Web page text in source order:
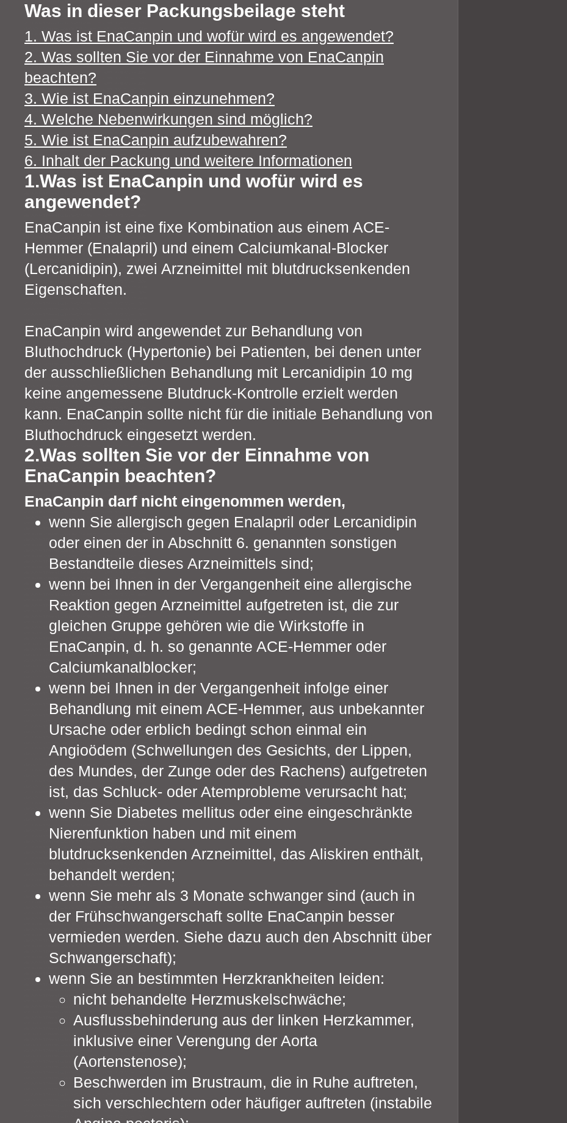
Was in dieser Packungsbeilage steht
1. Was ist EnaCanpin und wofür wird es angewendet?
2. Was sollten Sie vor der Einnahme von EnaCanpin
beachten?
3. Wie ist EnaCanpin einzunehmen?
4. Welche Nebenwirkungen sind möglich?
5. Wie ist EnaCanpin aufzubewahren?
6. Inhalt der Packung und weitere Informationen
1.Was ist EnaCanpin und wofür wird es
angewendet?
EnaCanpin ist eine fixe Kombination aus einem ACE-
Hemmer (Enalapril) und einem Calciumkanal-Blocker
(Lercanidipin), zwei Arzneimittel mit blutdrucksenkenden
Eigenschaften.
EnaCanpin wird angewendet zur Behandlung von
Bluthochdruck (Hypertonie) bei Patienten, bei denen unter
der ausschließlichen Behandlung mit Lercanidipin 10 mg
keine angemessene Blutdruck-Kontrolle erzielt werden
kann. EnaCanpin sollte nicht für die initiale Behandlung von
Bluthochdruck eingesetzt werden.
2.Was sollten Sie vor der Einnahme von
EnaCanpin beachten?
EnaCanpin darf nicht eingenommen werden,
wenn Sie allergisch gegen Enalapril oder Lercanidipin
oder einen der in Abschnitt 6. genannten sonstigen
Bestandteile dieses Arzneimittels sind;
wenn bei Ihnen in der Vergangenheit eine allergische
Reaktion gegen Arzneimittel aufgetreten ist, die zur
gleichen Gruppe gehören wie die Wirkstoffe in
EnaCanpin, d. h. so genannte ACE-Hemmer oder
Calciumkanalblocker;
wenn bei Ihnen in der Vergangenheit infolge einer
Behandlung mit einem ACE-Hemmer, aus unbekannter
Ursache oder erblich bedingt schon einmal ein
Angioödem (Schwellungen des Gesichts, der Lippen,
des Mundes, der Zunge oder des Rachens) aufgetreten
ist, das Schluck- oder Atemprobleme verursacht hat;
wenn Sie Diabetes mellitus oder eine eingeschränkte
Nierenfunktion haben und mit einem
blutdrucksenkenden Arzneimittel, das Aliskiren enthält,
behandelt werden;
wenn Sie mehr als 3 Monate schwanger sind (auch in
der Frühschwangerschaft sollte EnaCanpin besser
vermieden werden. Siehe dazu auch den Abschnitt über
Schwangerschaft);
wenn Sie an bestimmten Herzkrankheiten leiden:
nicht behandelte Herzmuskelschwäche;
Ausflussbehinderung aus der linken Herzkammer,
inklusive einer Verengung der Aorta
(Aortenstenose);
Beschwerden im Brustraum, die in Ruhe auftreten,
sich verschlechtern oder häufiger auftreten (instabile